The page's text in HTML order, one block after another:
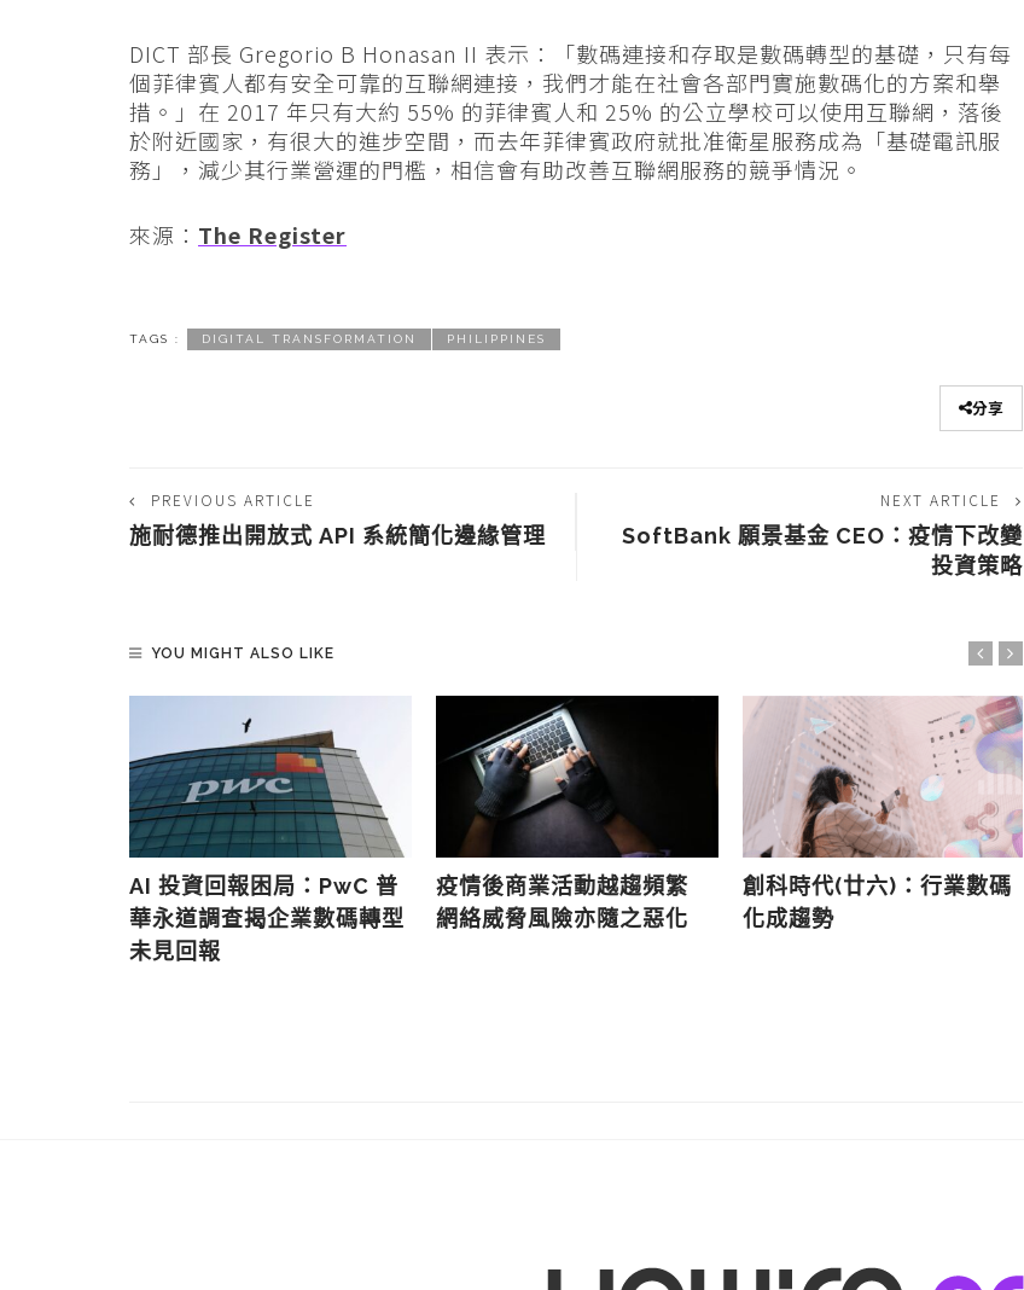
DICT 部長 Gregorio B Honasan II 表示：「數碼連接和存取是數碼轉型的基礎，只有每
個菲律賓人都有安全可靠的互聯網連接，我們才能在社會各部門實施數碼化的方案和舉
措。」在 2017 年只有大約 55% 的菲律賓人和 25% 的公立學校可以使用互聯網，落後
於附近國家，有很大的進步空間，而去年菲律賓政府就批准衛星服務成為「基礎電訊服
務」，減少其行業營運的門檻，相信會有助改善互聯網服務的競爭情況。
來源： The Register
TAGS : DIGITAL TRANSFORMATION PHILIPPINES
分享
PREVIOUS ARTICLE
施耐德推出開放式 API 系統簡化邊緣管理
NEXT ARTICLE
SoftBank 願景基金 CEO：疫情下改變
投資策略
YOU MIGHT ALSO LIKE
AI 投資回報困局：PwC 普
華永道調查揭企業數碼轉型
未見回報
疫情後商業活動越趨頻繁
網絡威脅風險亦隨之惡化
創科時代(廿六)：行業數碼
化成趨勢